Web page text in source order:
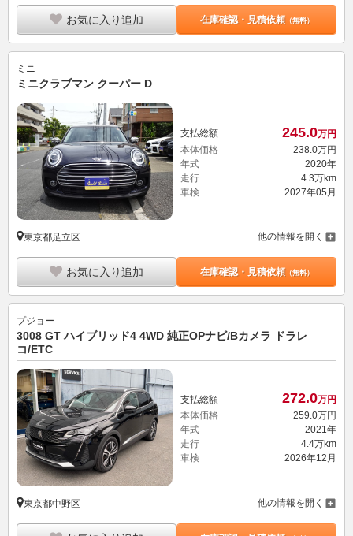
お気に入り追加 在庫確認・見積依頼（無料）
ミニ
ミニクラブマン クーパー D
支払総額 245.0万円
本体価格
238. 0万円
年式
2020年
走行
4.3万km
車検
2027年05月
東京都足立区 他の情報を開く
お気に入り追加 在庫確認・見積依頼（無料）
プジョー
3008 GT ハイブリッド4 4WD 純正OPナビ/Bカメラ ドラレ
コ/ETC
支払総額 272.0万円
本体価格
259.0万円
年式
2021年
走行
4.4万km
車検
2026年12月
東京都中野区 他の情報を開く